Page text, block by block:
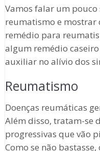
Vamos falar um pouco
reumatismo e mostrar
remédio para
algum remédio
auxiliar no alívio dos
Reumatismo
Doenças reumáticas
Além disso, tratam-se
progressivas que vão
Como se não